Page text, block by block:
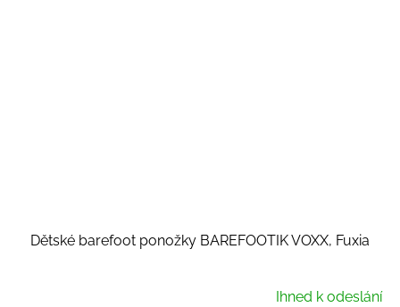
Dětské barefoot ponožky BAREFOOTIK VOXX, Fuxia
Ihned k odeslání